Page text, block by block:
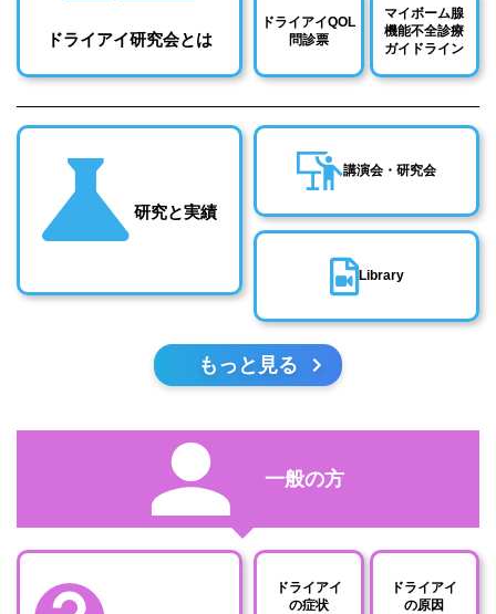
ドライアイ研究会とは
ドライアイQOL
問診票
マイボーム腺
機能不全診療
ガイドライン
研究と実績
講演会・研究会
Library
もっと見る
一般の方
ドライアイ
の症状
ドライアイ
の原因